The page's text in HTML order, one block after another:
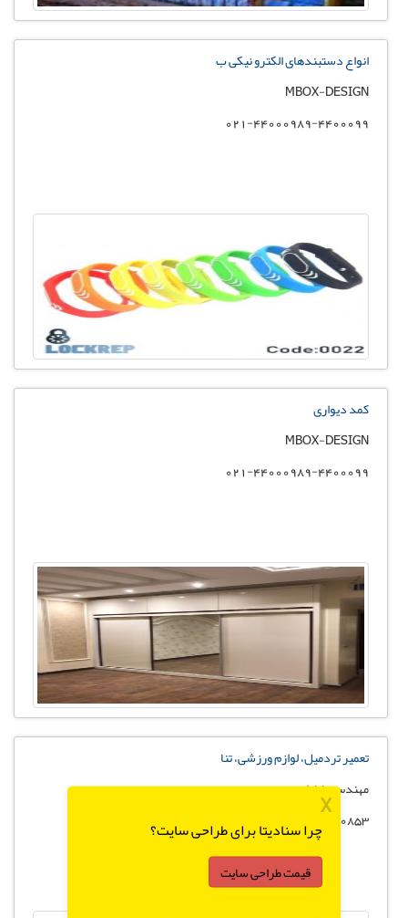
انواع دستبندهای الکترو نیکی ب
MBOX-DESIGN
021-44000989-4400099
کمد دیواری
MBOX-DESIGN
021-44000989-4400099
تعمیر تردمیل، لوازم ورزشی، تنا
مهندس بابازاده
66120853
X
چرا سنادیتا برای طراحی سایت؟
قیمت طراحی سایت